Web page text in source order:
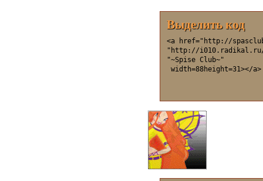
Выделить код
<a href="http://
"http://i010.radikal.ru/
"~Spise Club~"
width=88height=31></a>